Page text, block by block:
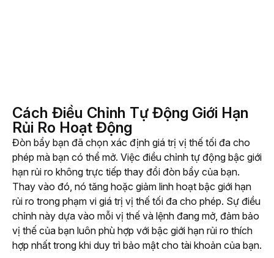
Cách Điều Chỉnh Tự Động Giới Hạn
Rủi Ro Hoạt Động
Đòn bẩy bạn đã chọn xác định giá trị vị thế tối đa cho
phép mà bạn có thể mở. Việc điều chỉnh tự động bậc giới
hạn rủi ro không trực tiếp thay đổi đòn bẩy của bạn.
Thay vào đó, nó tăng hoặc giảm linh hoạt bậc giới hạn
rủi ro trong phạm vi giá trị vị thế tối đa cho phép. Sự điều
chỉnh này dựa vào mỗi vị thế và lệnh đang mở, đảm bảo
vị thế của bạn luôn phù hợp với bậc giới hạn rủi ro thích
hợp nhất trong khi duy trì bảo mật cho tài khoản của bạn.